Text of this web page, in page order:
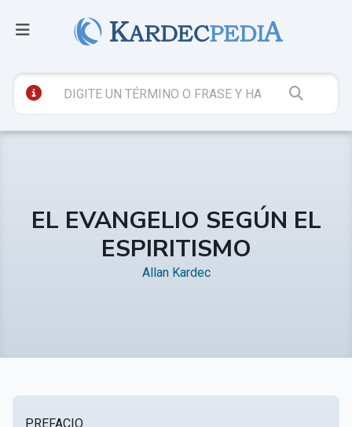
EL EVANGELIO SEGÚN EL
ESPIRITISMO
Allan Kardec
PREFACIO